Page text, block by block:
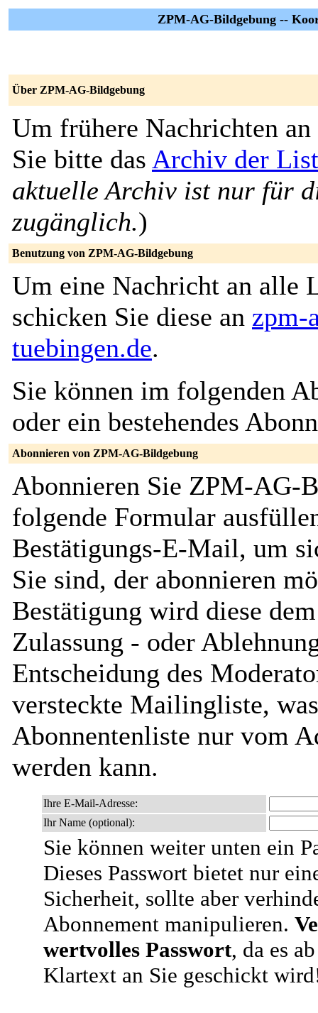
ZPM-AG-Bildgebung --
Über ZPM-AG-Bildgebung
Um frühere Nachrichten an
Sie bitte das Archiv der
aktuelle Archiv ist nur für
zugänglich.)
Benutzung von ZPM-AG-Bildgebung
Um eine Nachricht an alle
schicken Sie diese an zpm-
tuebingen.de.
Sie können im folgenden
oder ein bestehendes
Abonnieren von ZPM-AG-Bildgebung
Abonnieren Sie ZPM-AG-
folgende Formular
Bestätigungs-E-Mail, um
Sie sind, der abonnieren
Bestätigung wird diese
Zulassung - oder
Entscheidung des
versteckte Mailingliste,
Abonnentenliste nur vom
werden kann.
Ihre E-Mail-Adresse:
Ihr Name (optional):
Sie können weiter unten ein
Dieses Passwort bietet nur
Sicherheit, sollte aber
Abonnement manipulieren.
wertvolles Passwort, da es
Klartext an Sie geschickt